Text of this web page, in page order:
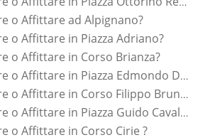
o Affittare ad Alpignano?
o Affittare in Piazza Adriano?
o Affittare in Corso Brianza?
Vendere o Affittare in Piazza Edmondo De Amicis?
Vendere o Affittare in Corso Filippo Brunelleschi?
Vendere o Affittare in Piazza Guido Cavalcanti?
o Affittare in Corso Cirie ?